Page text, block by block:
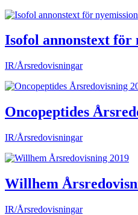
Isofol annonstext för
IR/Årsredovisningar
Oncopeptides
IR/Årsredovisningar
Willhem
IR/Årsredovisningar